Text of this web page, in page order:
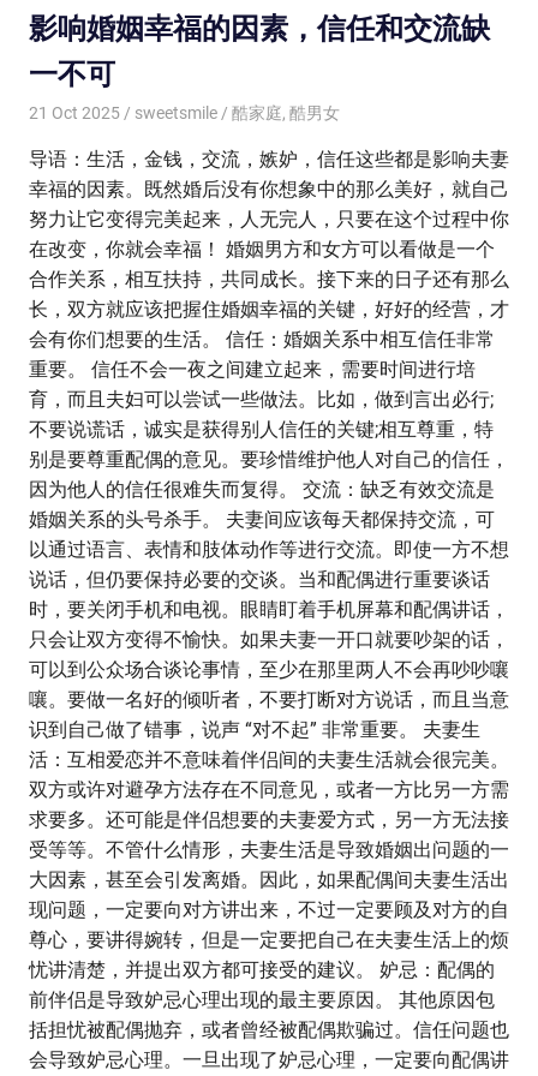
影响婚姻幸福的因素，信任和交流缺
一不可
21 Oct 2025 sweetsmile 酷家庭, 酷男女
导语：生活，金钱，交流，嫉妒，信任这些都是影响夫妻
幸福的因素。既然婚后没有你想象中的那么美好，就自己
努力让它变得完美起来，人无完人，只要在这个过程中你
在改变，你就会幸福！ 婚姻男方和女方可以看做是一个
合作关系，相互扶持，共同成长。接下来的日子还有那么
长，双方就应该把握住婚姻幸福的关键，好好的经营，才
会有你们想要的生活。 信任：婚姻关系中相互信任非常
重要。 信任不会一夜之间建立起来，需要时间进行培
育，而且夫妇可以尝试一些做法。比如，做到言出必行;
不要说谎话，诚实是获得别人信任的关键;相互尊重，特
别是要尊重配偶的意见。要珍惜维护他人对自己的信任，
因为他人的信任很难失而复得。 交流：缺乏有效交流是
婚姻关系的头号杀手。 夫妻间应该每天都保持交流，可
以通过语言、表情和肢体动作等进行交流。即使一方不想
说话，但仍要保持必要的交谈。当和配偶进行重要谈话
时，要关闭手机和电视。眼睛盯着手机屏幕和配偶讲话，
只会让双方变得不愉快。如果夫妻一开口就要吵架的话，
可以到公众场合谈论事情，至少在那里两人不会再吵吵嚷
嚷。要做一名好的倾听者，不要打断对方说话，而且当意
识到自己做了错事，说声 “对不起” 非常重要。 夫妻生
活：互相爱恋并不意味着伴侣间的夫妻生活就会很完美。
双方或许对避孕方法存在不同意见，或者一方比另一方需
求要多。还可能是伴侣想要的夫妻爱方式，另一方无法接
受等等。不管什么情形，夫妻生活是导致婚姻出问题的一
大因素，甚至会引发离婚。因此，如果配偶间夫妻生活出
现问题，一定要向对方讲出来，不过一定要顾及对方的自
尊心，要讲得婉转，但是一定要把自己在夫妻生活上的烦
忧讲清楚，并提出双方都可接受的建议。 妒忌：配偶的
前伴侣是导致妒忌心理出现的最主要原因。 其他原因包
括担忧被配偶抛弃，或者曾经被配偶欺骗过。信任问题也
会导致妒忌心理。一旦出现了妒忌心理，一定要向配偶讲